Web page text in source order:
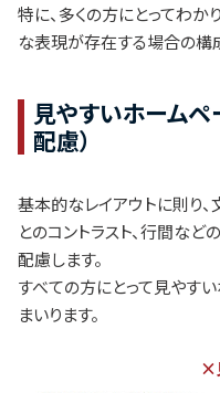
特に、多くの方にとってわ
な表現が存在する場合の構
見やすいホームペ
配慮）
基本的なレイアウトに則り、
とのコントラスト、行間など
配慮します。
すべての方にとって見やす
まいります。
×